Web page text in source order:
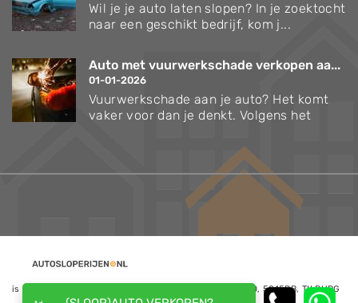
Wil je je auto laten slopen? In je zoektocht
naar een geschikt bedrijf, kom j...
Auto met vuurwerkschade verkopen aa...
01-01-2026
Vuurwerkschade aan je auto? Het komt
vaker voor dan je denkt. Volgens het
is een website van NoQ B.V., Kapitein Hatterasstraat 30, 5015BB, TILBURG